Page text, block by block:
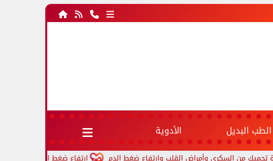
الطب البديل الأدوية
ارتفاع ضغط الدم أثناء النوم.. أسباب